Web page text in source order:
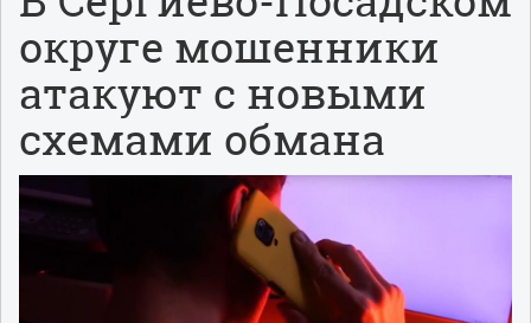
округе мошенники
атакуют с новыми
схемами обмана